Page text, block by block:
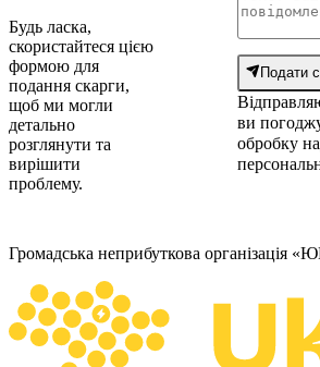
Будь ласка,
скористайтеся цією
формою для
подання скарги,
щоб ми могли
детально
розглянути та
вирішити
проблему.
Подати
ви
обробку
Громадська неприбуткова